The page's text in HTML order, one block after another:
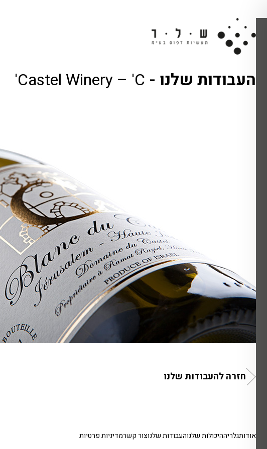
העבודות שלנו - Castel Winery – 'C'
חזרה להעבודות שלנו
אודותגלריההיכולות שלנוהעבודות שלנוצור קשרמדיניות פרטיות